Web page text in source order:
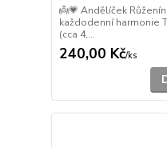
👼💗 Andělíček
každodenní harmonie
(cca 4,...
240,00 Kč/ks